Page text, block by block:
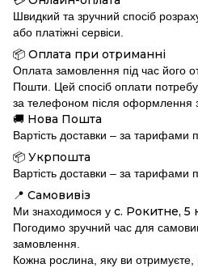
Швидкий та зручний спосіб
або платіжні сервіси.
📦 Оплата при отриманні
Оплата замовлення під час його
Пошти. Цей спосіб оплати
за телефоном після оформлення
🚚 Нова Пошта
Вартість доставки – за тарифами
📦 Укрпошта
Вартість доставки – за тарифами
📍 Самовивіз
Ми знаходимося у с. Рокитне, 5
Погодимо зручний час для
замовлення.
Кожна рослина, яку ви отримуєте,